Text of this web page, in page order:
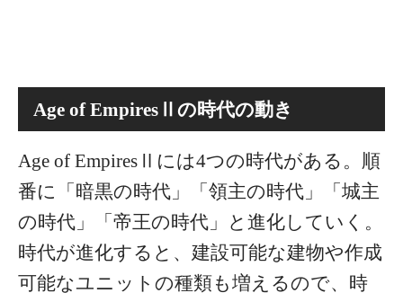
Age of EmpiresⅡの時代の動き
Age of EmpiresⅡには4つの時代がある。順
番に「暗黒の時代」「領主の時代」「城主
の時代」「帝王の時代」と進化していく。
時代が進化すると、建設可能な建物や作成
可能なユニットの種類も増えるので、時